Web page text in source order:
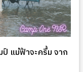
แม้ฟ้าจะครึ้ม จาก